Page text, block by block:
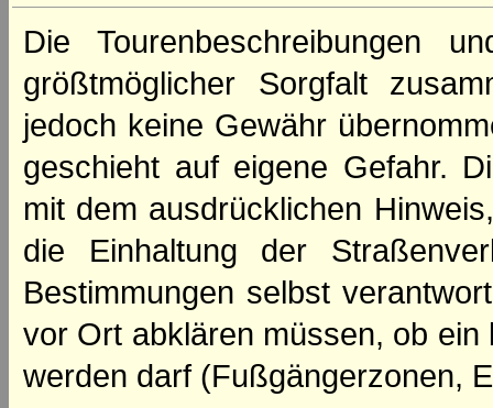
Die Tourenbeschreibungen
größtmöglicher Sorgfalt
jedoch keine Gewähr
geschieht auf eigene Gefahr.
mit dem ausdrücklichen
die Einhaltung der
Bestimmungen selbst
vor Ort abklären müssen, ob
werden darf (Fußgängerzonen,